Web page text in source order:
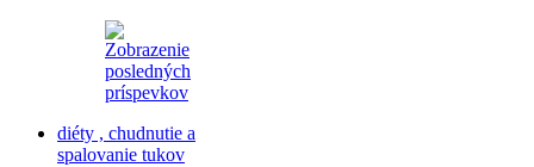
diéty , chudnutie a
spalovanie tukov